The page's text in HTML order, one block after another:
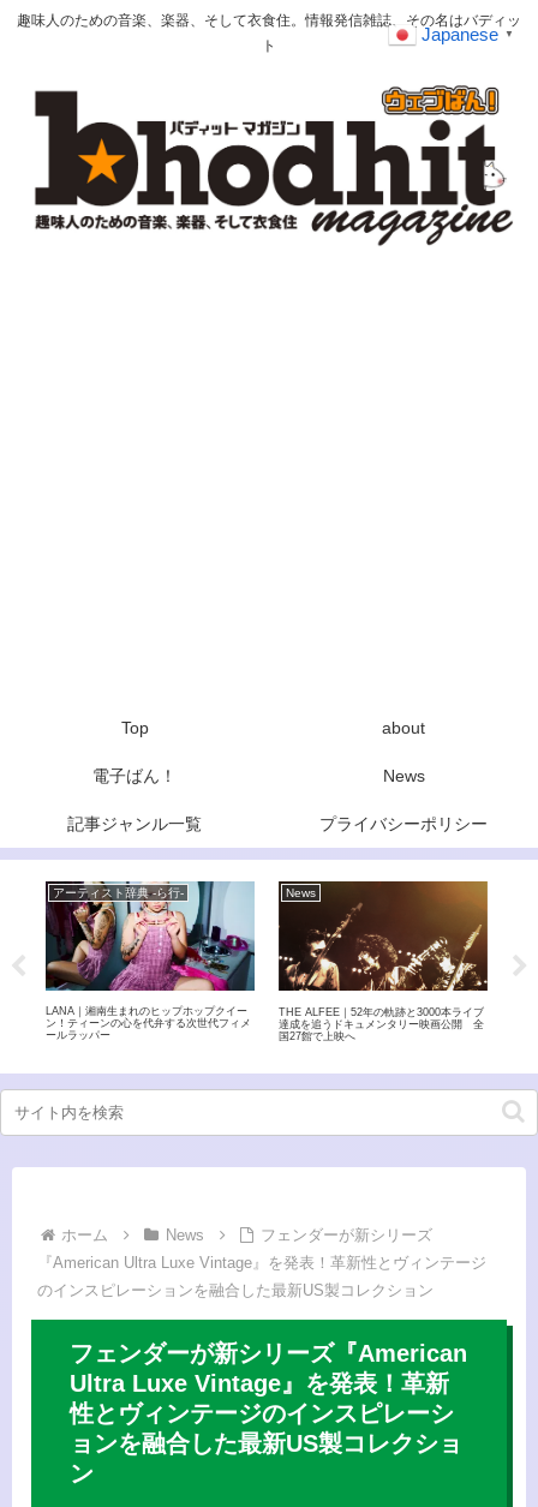
趣味人のための音楽、楽器、そして衣食住。情報発信雑誌、その名はバディッ
ト
Top about
電子ばん！ News
記事ジャンル一覧 プライバシーポリシー
アーティスト辞典 -ら行-
LANA｜湘南生まれのヒップホップクイー
ン！ティーンの心を代弁する次世代フィメ
ールラッパー
News
THE ALFEE｜52年の軌跡と3000本ライブ
達成を追うドキュメンタリー映画公開 全
国27館で上映へ
ホーム News
フェンダーが新シリーズ
『American Ultra Luxe Vintage』を発表！革新性とヴィンテージ
のインスピレーションを融合した最新US製コレクション
フェンダーが新シリーズ『American
Ultra Luxe Vintage』を発表！革新
性とヴィンテージのインスピレーシ
ョンを融合した最新US製コレクショ
ン
Japanese ▼